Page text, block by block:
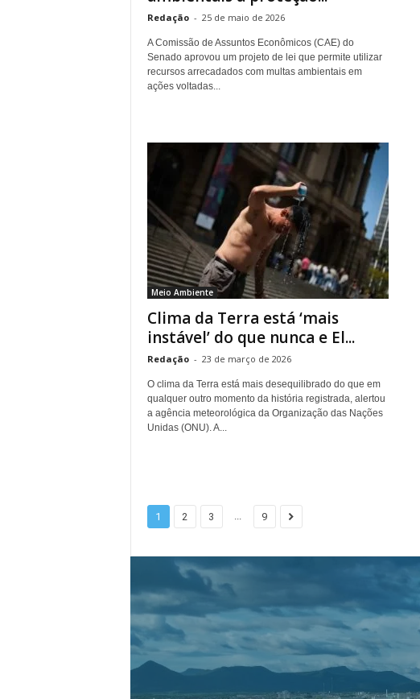
Redação - 25 de maio de 2026
A Comissão de Assuntos Econômicos (CAE) do
Senado aprovou um projeto de lei que permite utilizar
recursos arrecadados com multas ambientais em
ações voltadas...
Meio Ambiente
Clima da Terra está ‘mais
instável’ do que nunca e El...
Redação - 23 de março de 2026
O clima da Terra está mais desequilibrado do que em
qualquer outro momento da história registrada, alertou
a agência meteorológica da Organização das Nações
Unidas (ONU). A...
1 2 3 ... 9